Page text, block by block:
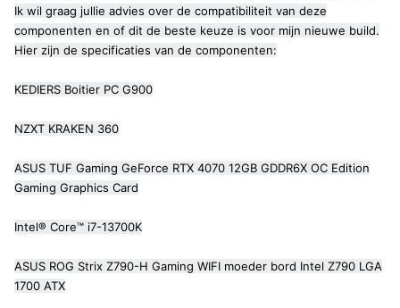
Ik wil graag jullie advies over de compatibiliteit van deze
componenten en of dit de beste keuze is voor mijn nieuwe build.
Hier zijn de specificaties van de componenten:
KEDIERS Boitier PC G900
NZXT KRAKEN 360
ASUS TUF Gaming GeForce RTX 4070 12GB GDDR6X OC Edition
Gaming Graphics Card
Intel® Core™ i7-13700K
ASUS ROG Strix Z790-H Gaming WIFI moeder bord Intel Z790 LGA
1700 ATX